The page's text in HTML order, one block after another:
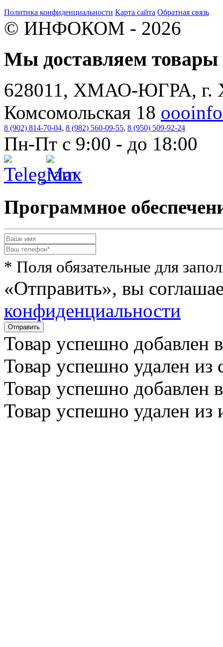
Политика конфиденциальности Карта сайта Обратная связь
© ИНФОКОМ - 2026
Мы доставляем
628011, ХМАО-ЮГРА, г.
Комсомольская 18
8 (902) 814-70-04, 8 (982) 560-09-55, 8 (950) 509-92-24
Пн-Пт с 9:00 - до 18:00
Программное
* Поля обязательные для
«Отправить», вы
конфиденциальности
Товар успешно добавлен
Товар успешно удален из
Товар успешно добавлен
Товар успешно удален из